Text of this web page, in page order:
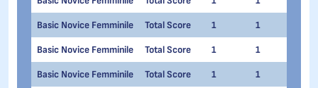
Basic Novice Femminile Total Score 1 1
Basic Novice Femminile Total Score 1 1
Basic Novice Femminile Total Score 1 1